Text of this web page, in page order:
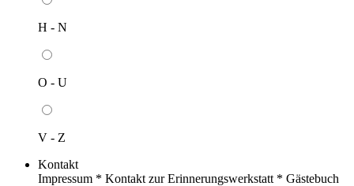
H - N
O - U
V - Z
Kontakt
Impressum * Kontakt zur Erinnerungswerkstatt * Gästebuch